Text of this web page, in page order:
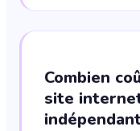
Combien
site